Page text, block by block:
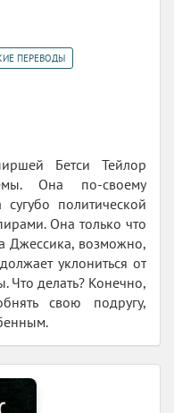
ПЕРЕВОДЫ
Бетси Тейлор
Она по-своему
политической
Она только что
Джессика, возможно,
уклониться от
Что делать? Конечно,
свою подругу,